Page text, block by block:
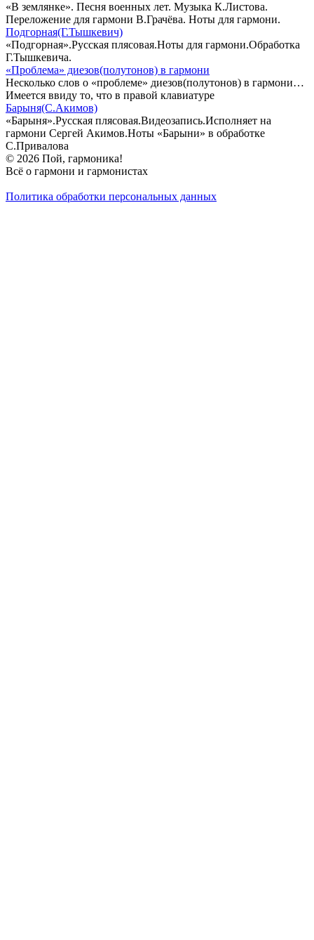
«В землянке». Песня военных лет. Музыка К.Листова.
Переложение для гармони В.Грачёва. Ноты для гармони.
Подгорная(Г.Тышкевич)
«Подгорная».Русская плясовая.Ноты для гармони.Обработка
Г.Тышкевича.
«Проблема» диезов(полутонов) в гармони
Несколько слов о «проблеме» диезов(полутонов) в гармони…
Имеется ввиду то, что в правой клавиатуре
Барыня(С.Акимов)
«Барыня».Русская плясовая.Видеозапись.Исполняет на
гармони Сергей Акимов.Ноты «Барыни» в обработке
С.Привалова
© 2026 Пой, гармоника!
Всё о гармони и гармонистах
Политика обработки персональных данных